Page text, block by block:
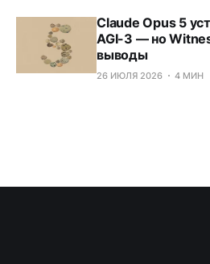
Claude Opus 5
AGI-3 — но
выводы
26 ИЮЛЯ 2026 4 МИН